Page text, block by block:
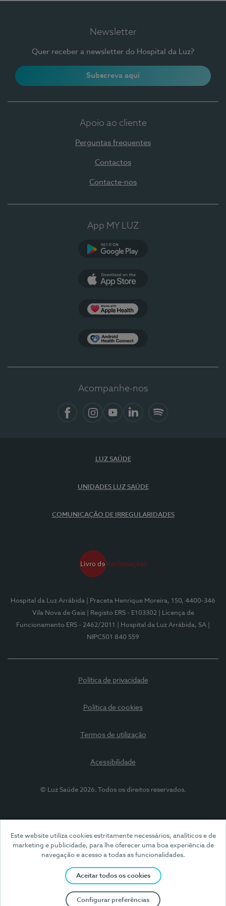
Este website utiliza cookies estritamente necessários, analíticos e de
marketing e publicidade, para lhe oferecer uma boa experiência de
navegação e acesso a todas as funcionalidades.
Aceitar todos os cookies
Configurar preferências
Newsletter
Quer receber a newsletter do Hospital da Luz?
Subscreva aqui
Apoio ao cliente
Perguntas frequentes
Contactos
Contacte-nos
App MY LUZ
Acompanhe-nos
LUZ SAÚDE
UNIDADES LUZ SAÚDE
COMUNICAÇÃO DE IRREGULARIDADES
Hospital da Luz Arrábida
| Praceta Henrique Moreira, 150, 4400-346
Vila Nova de Gaia
| Registo ERS - E103302
| Licença de
Funcionamento ERS - 2462/2011
| Hospital da Luz Arrábida, SA
NIPC501 840 559
Política de privacidade
Política de cookies
Termos de utilização
Acessibilidade
© Luz Saúde 2026. Todos os direitos reservados.